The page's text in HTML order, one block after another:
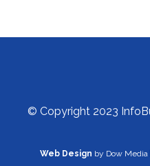
© Copyright 2023
Web Design by Dow Media |